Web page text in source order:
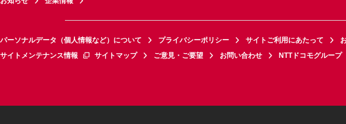
パーソナルデータ（個人情報など）について プライバシーポリシー サイトご利用にあたって
サイトメンテナンス情報
サイトマップ ご意見・ご要望 お問い合わせ NTTドコモグループ